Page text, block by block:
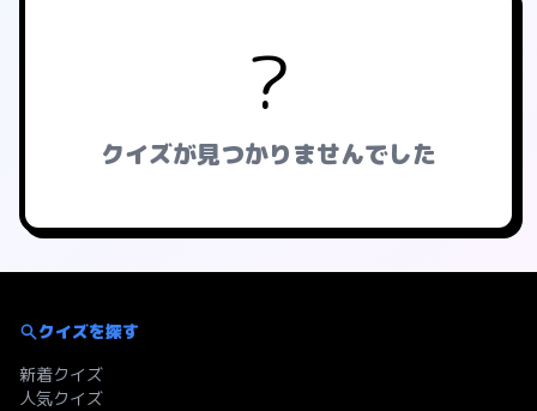
?
クイズが見つかりませんでした
クイズを探す
新着クイズ
人気クイズ